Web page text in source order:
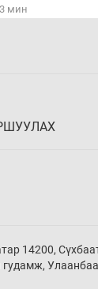
мин
мин
мин
мин
14200,